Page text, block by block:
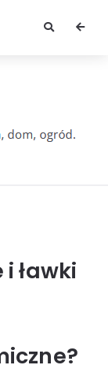
ławki